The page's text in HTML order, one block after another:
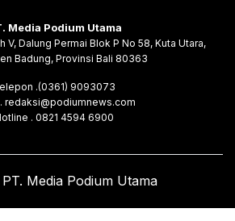
Media Podium Utama
V, Dalung Permai Blok P No 58, Kuta Utara,
Badung, Provinsi Bali 80363
.(0361) 9093073
redaksi@podiumnews.com
. 0821 4594 6900
Media Podium Utama